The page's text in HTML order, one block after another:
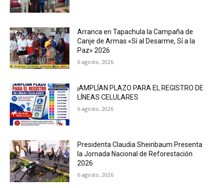
Arranca en Tapachula la Campaña de
Canje de Armas «Sí al Desarme, Sí a la
Paz» 2026
6 agosto, 2026
¡AMPLÍAN PLAZO PARA EL REGISTRO DE
LÍNEAS CELULARES
6 agosto, 2026
Presidenta Claudia Sheinbaum Presenta
la Jornada Nacional de Reforestación
2026
6 agosto, 2026